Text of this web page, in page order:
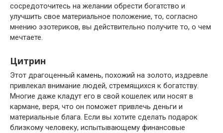
сосредоточитесь на желании обрести богатство и
улучшить свое материальное положение, то, согласно
мнению эзотериков, вы действительно получите то, о чем
мечтаете.
Цитрин
Этот драгоценный камень, похожий на золото, издревле
привлекал внимание людей, стремящихся к богатству.
Многие даже кладут его в свой кошелек или носят в
кармане, веря, что он поможет привлечь деньги и
материальные блага. Если вы хотите сделать подарок
близкому человеку, испытывающему финансовые